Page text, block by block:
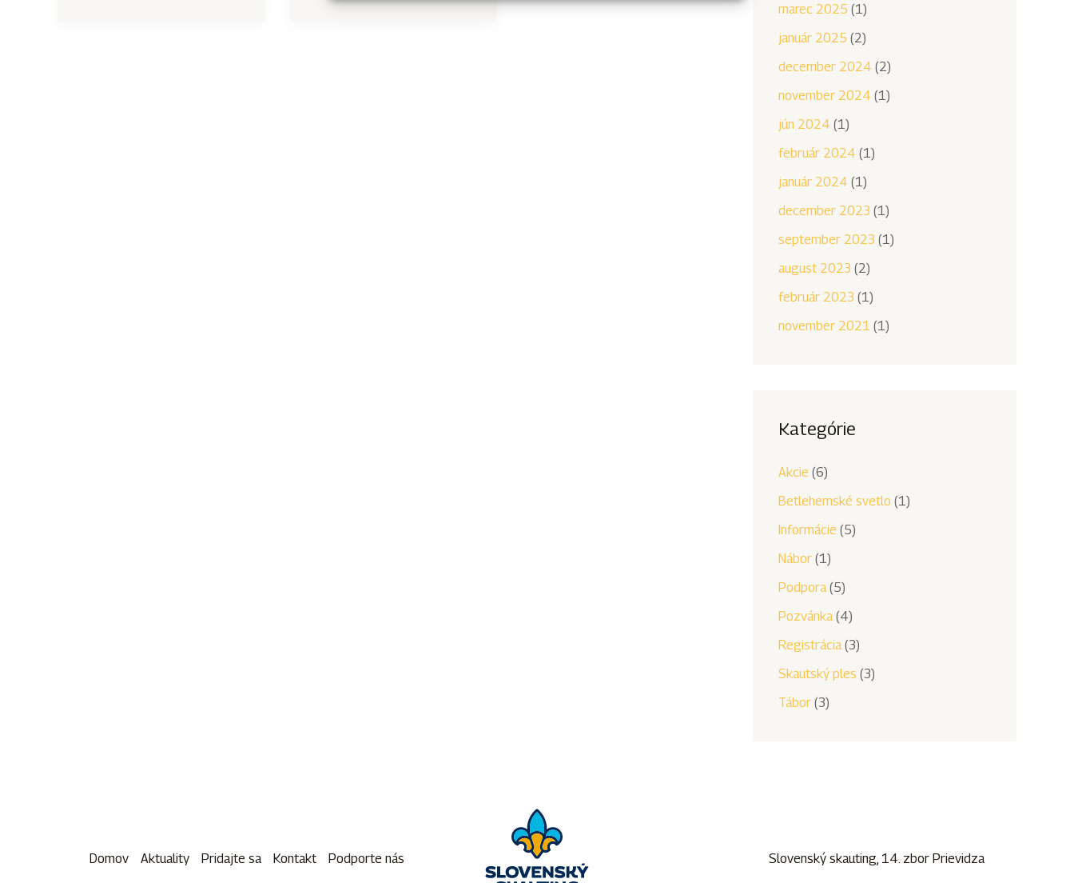
marec 2025 (1)
január 2025 (2)
december 2024 (2)
november 2024 (1)
jún 2024 (1)
február 2024 (1)
január 2024 (1)
december 2023 (1)
september 2023 (1)
august 2023 (2)
február 2023 (1)
november 2021 (1)
Kategórie
Akcie (6)
Betlehemské svetlo (1)
Informácie (5)
Nábor (1)
Podpora(5)
Pozvánka(4)
Registrácia(3)
Skautský ples (3)
Tábor (3)
Domov Aktuality Pridajte sa Kontakt Podporte nás Slovenský skauting, 14. zbor Prievidza